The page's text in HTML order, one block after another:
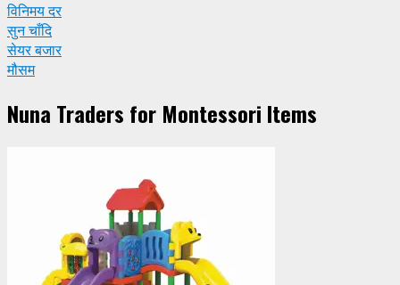
विनिमय दर
सुन चाँदि
सेयर बजार
मौसम
Nuna Traders for Montessori Items